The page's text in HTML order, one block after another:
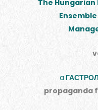
The
a
propaganda